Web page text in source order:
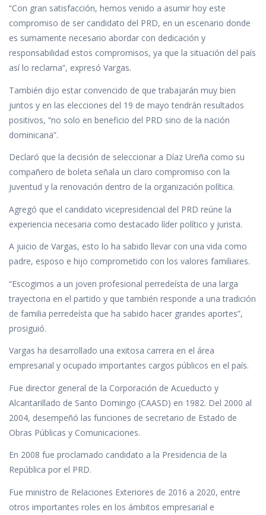
“Con gran satisfacción, hemos venido a asumir hoy este
compromiso de ser candidato del PRD, en un escenario donde
es sumamente necesario abordar con dedicación y
responsabilidad estos compromisos, ya que la situación del país
así lo reclama”, expresó Vargas.
También dijo estar convencido de que trabajarán muy bien
juntos y en las elecciones del 19 de mayo tendrán resultados
positivos, “no solo en beneficio del PRD sino de la nación
dominicana”.
Declaró que la decisión de seleccionar a Díaz Ureña como su
compañero de boleta señala un claro compromiso con la
juventud y la renovación dentro de la organización política.
Agregó que el candidato vicepresidencial del PRD reúne la
experiencia necesaria como destacado líder político y jurista.
A juicio de Vargas, esto lo ha sabido llevar con una vida como
padre, esposo e hijo comprometido con los valores familiares.
“Escogimos a un joven profesional perredeísta de una larga
trayectoria en el partido y que también responde a una tradición
de familia perredeísta que ha sabido hacer grandes aportes”,
prosiguió.
Vargas ha desarrollado una exitosa carrera en el área
empresarial y ocupado importantes cargos públicos en el país.
Fue director general de la Corporación de Acueducto y
Alcantarillado de Santo Domingo (CAASD) en 1982. Del 2000 al
2004, desempeñó las funciones de secretario de Estado de
Obras Públicas y Comunicaciones.
En 2008 fue proclamado candidato a la Presidencia de la
República por el PRD.
Fue ministro de Relaciones Exteriores de 2016 a 2020, entre
otros importantes roles en los ámbitos empresarial e